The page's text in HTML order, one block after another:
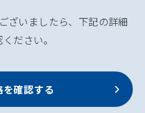
ざいましたら、下記の詳細
ださい。
確認する